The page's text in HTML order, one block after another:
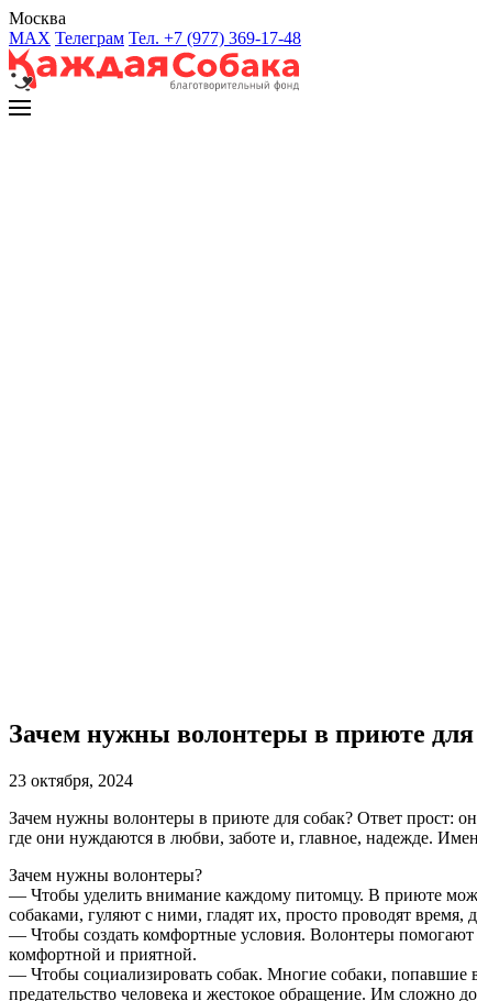
Москва
MAX Телеграм Тел. +7 (977) 369-17-48
Зачем нужны волонтеры в приюте для
23 октября, 2024
Зачем нужны волонтеры в приюте для собак? Ответ прост:
где они нуждаются в любви, заботе и, главное, надежде.
Зачем нужны волонтеры?
— Чтобы уделить внимание каждому питомцу. В приюте
собаками, гуляют с ними, гладят их, просто проводят время,
— Чтобы создать комфортные условия. Волонтеры помогают
комфортной и приятной.
— Чтобы социализировать собак. Многие собаки, попавшие
предательство человека и жестокое обращение. Им сложно